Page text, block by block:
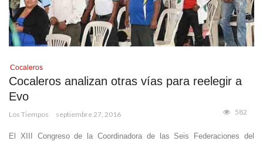
Cocaleros
Cocaleros analizan otras vías para reelegir a
Evo
Los Tiempos septiembre 27, 2016 582
El XIII Congreso de la Coordinadora de las Seis Federaciones del